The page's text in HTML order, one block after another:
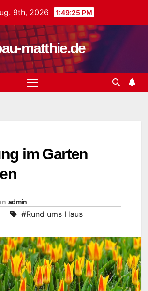
9th, 2026 1:49:26 PM
matthie.de
im Garten
admin
#Rund ums Haus